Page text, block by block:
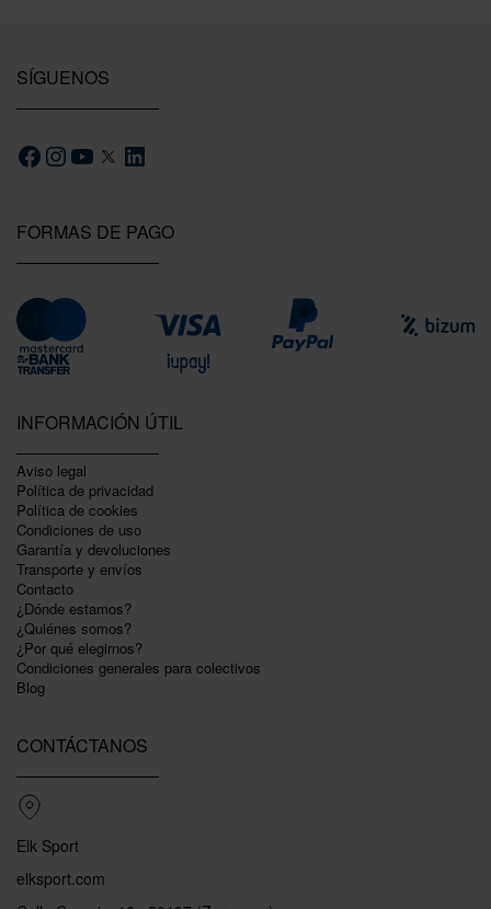
FORMAS DE PAGO
INFORMACIÓN ÚTIL
Aviso legal
Política de privacidad
Polí­tica de cookies
Condiciones de uso
Garantí­a y devoluciones
Transporte y envíos
Contacto
¿Dónde estamos?
¿Quiénes somos?
¿Por qué elegirnos?
Condiciones generales para colectivos
Blog
CONTÁCTANOS
Elk Sport
elksport.com
SÍGUENOS